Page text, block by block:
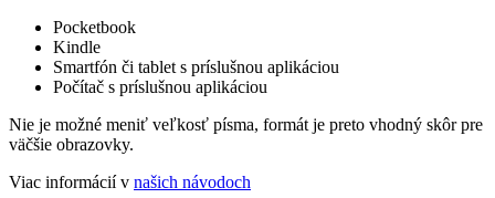
Pocketbook
Kindle
Smartfón či tablet s príslušnou aplikáciou
Počítač s príslušnou aplikáciou
Nie je možné meniť veľkosť písma, formát je preto vhodný skôr pre
väčšie obrazovky.
Viac informácií v našich návodoch